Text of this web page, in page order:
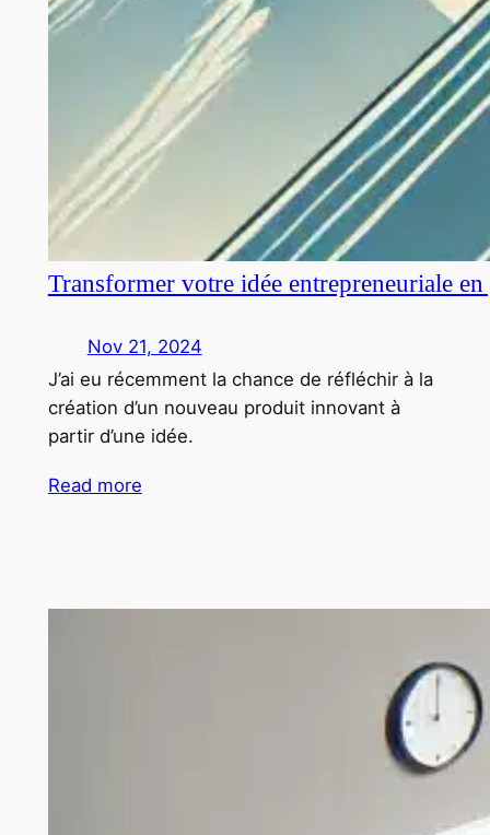
Transformer votre idée entrepreneuriale
Nov 21, 2024
J’ai eu récemment la chance de réfléchir à la
création d’un nouveau produit innovant à
partir d’une idée.
Read more